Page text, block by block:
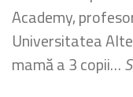
Academy,
Universitatea
mamă a 3 copii…